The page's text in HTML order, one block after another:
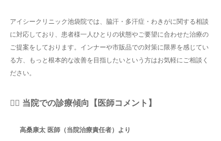
アイシークリニック池袋院では、脇汗・多汗症・わきがに関する相談
に対応しており、患者様一人ひとりの状態やご要望に合わせた治療の
ご提案をしております。インナーや市販品での対策に限界を感じてい
る方、もっと根本的な改善を目指したいという方はお気軽にご相談く
ださい。
👨‍⚕️ 当院での診療傾向【医師コメント】
高桑康太 医師（当院治療責任者）より